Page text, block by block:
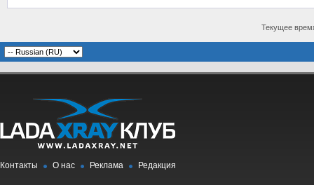
Текущее
Контакты О нас Реклама Редакция